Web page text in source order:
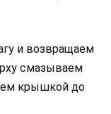
и возвращаем
смазываем
крышкой до